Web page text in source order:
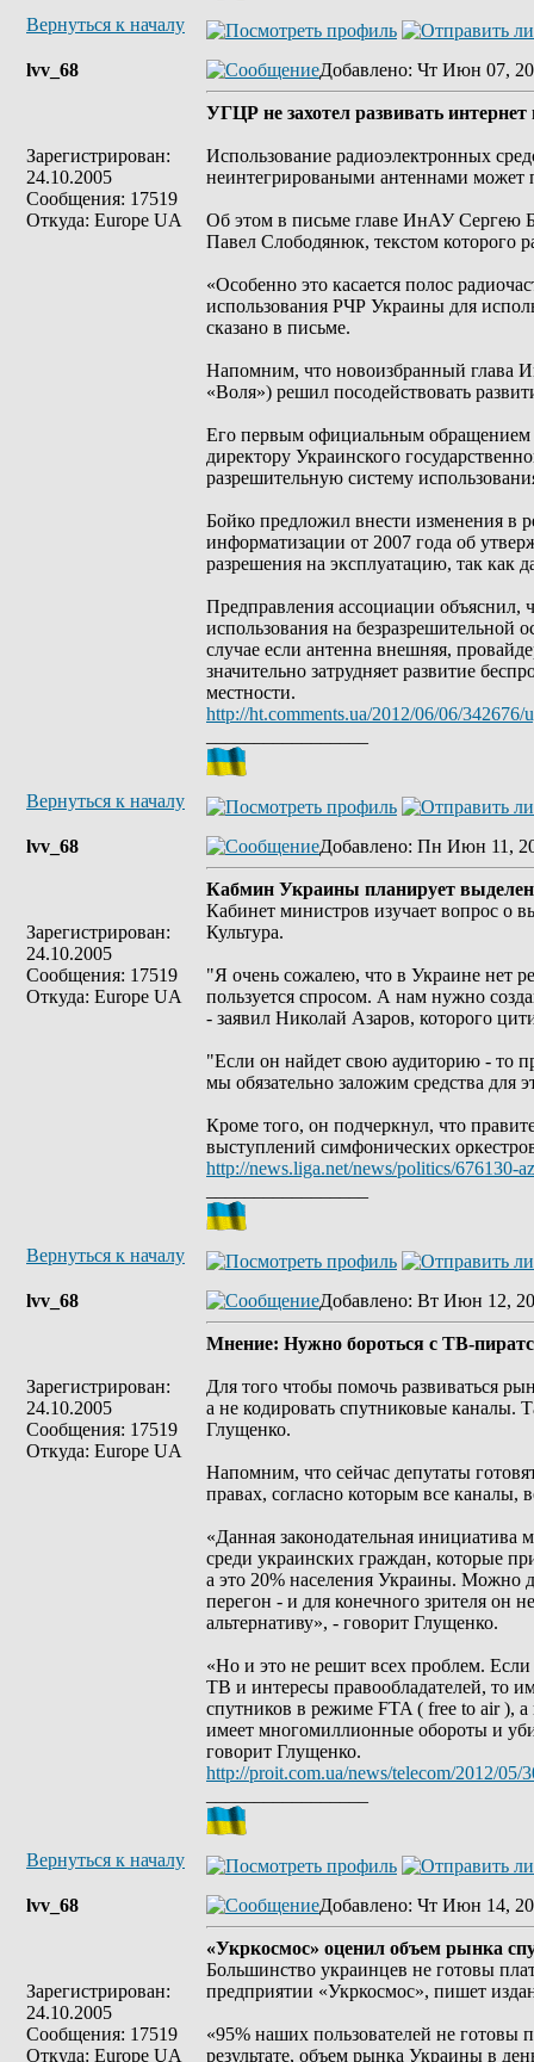
Вернуться к началу
lvv_68
Зарегистрирован:
24.10.2005
Сообщения: 17519
Откуда: Europe UA
Добавлено: Чт Июн 07,
УГЦР не захотел развивать
Использование радиоэлектронных
неинтегрироваными антеннами может
Об этом в письме главе ИнАУ Сергею
Павел Слободянюк, текстом которого
«Особенно это касается полос
использования РЧР Украины для
сказано в письме.
Напомним, что новоизбранный глава
«Воля») решил посодействовать
Его первым официальным обращением
директору Украинского
разрешительную систему
Бойко предложил внести изменения в
информатизации от 2007 года об
разрешения на эксплуатацию, так как
Предправления ассоциации объяснил,
использования на безразрешительной
случае если антенна внешняя,
значительно затрудняет развитие
местности.
http://ht.comments.ua/2012/06/06/342676/
Вернуться к началу
lvv_68
Зарегистрирован:
24.10.2005
Сообщения: 17519
Откуда: Europe UA
Добавлено: Пн Июн 11,
Кабмин Украины планирует
Кабинет министров изучает вопрос о
Культура.
"Я очень сожалею, что в Украине нет
пользуется спросом. А нам нужно
- заявил Николай Азаров, которого
"Если он найдет свою аудиторию - то
мы обязательно заложим средства для
Кроме того, он подчеркнул, что
выступлений симфонических
http://news.liga.net/news/politics/676130-
Вернуться к началу
lvv_68
Зарегистрирован:
24.10.2005
Сообщения: 17519
Откуда: Europe UA
Добавлено: Вт Июн 12,
Мнение: Нужно бороться с ТВ-
Для того чтобы помочь развиваться
а не кодировать спутниковые каналы.
Глущенко.
Напомним, что сейчас депутаты
правах, согласно которым все
«Данная законодательная
среди украинских граждан, которые
а это 20% населения Украины. Можно
перегон - и для конечного зрителя он
альтернативу», - говорит Глущенко.
«Но и это не решит всех проблем.
ТВ и интересы правообладателей, то
спутников в режиме FTA ( free to air ), а
имеет многомиллионные обороты и
говорит Глущенко.
http://proit.com.ua/news/telecom/2012/05/
Вернуться к началу
lvv_68
Зарегистрирован:
24.10.2005
Сообщения: 17519
Откуда: Europe UA
Добавлено: Чт Июн 14,
«Укркосмос» оценил объем рынка
Большинство украинцев не готовы
предприятии «Укркосмос», пишет
«95% наших пользователей не готовы
результате, объем рынка Украины в